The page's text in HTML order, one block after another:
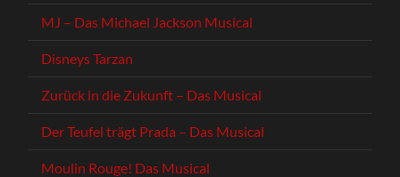
MJ – Das Michael Jackson Musical
Disneys Tarzan
Zurück in die Zukunft – Das Musical
Der Teufel trägt Prada – Das Musical
Moulin Rouge! Das Musical